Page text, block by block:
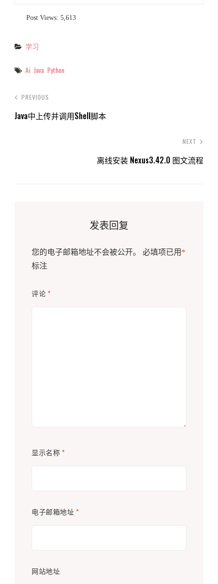
Post Views: 5,613
Categories
学习
Tags
Ai Java Python
PREVIOUS
Java中上传并调用Shell脚本
NEXT
离线安装 Nexus3.42.0 图文流程
发表回复
您的电子邮箱地址不会被公开。 必填项已用 *
标注
评论*
显示名称*
电子邮箱地址*
网站地址